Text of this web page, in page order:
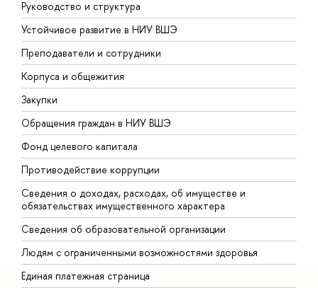
Руководство и структура
Устойчивое развитие в НИУ ВШЭ
Преподаватели и сотрудники
Корпуса и общежития
Закупки
Обращения граждан в НИУ ВШЭ
Фонд целевого капитала
Противодействие коррупции
Сведения о доходах, расходах, об имуществе и
обязательствах имущественного характера
Сведения об образовательной организации
Людям с ограниченными возможностями здоровья
Единая платежная страница